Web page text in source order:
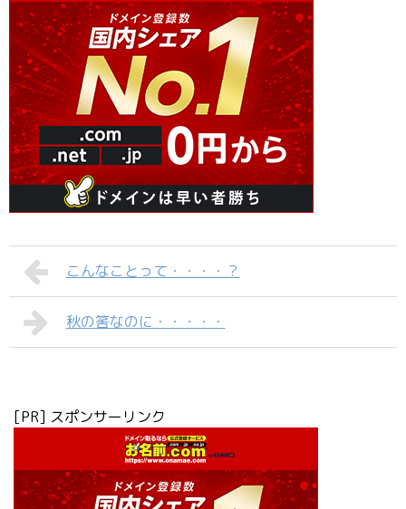
こんなことって・・・・？
秋の筈なのに・・・・・
[PR] スポンサーリンク